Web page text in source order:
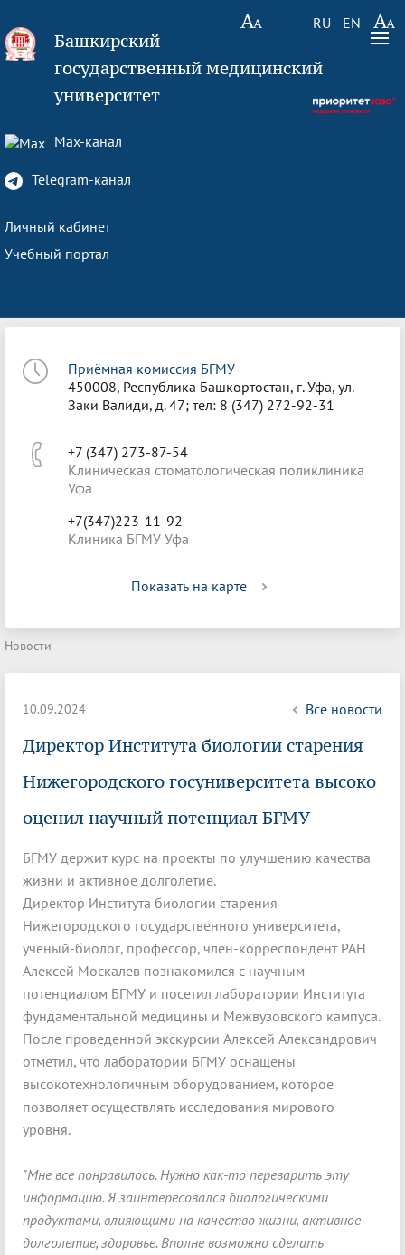
RU EN
Башкирский
государственный медицинский
университет
Max-канал
Telegram-канал
Личный кабинет
Учебный портал
Приёмная комиссия БГМУ
450008, Республика Башкортостан, г. Уфа, ул.
Заки Валиди, д. 47; тел: 8 (347) 272-92-31
+7 (347) 273-87-54
Клиническая стоматологическая поликлиника
Уфа
+7(347)223-11-92
Клиника БГМУ Уфа
Показать на карте
Новости
10.09.2024 Все новости
Директор Института биологии старения
Нижегородского госуниверситета высоко
оценил научный потенциал БГМУ
БГМУ держит курс на проекты по улучшению качества
жизни и активное долголетие.
Директор Института биологии старения
Нижегородского государственного университета,
ученый-биолог, профессор, член-корреспондент РАН
Алексей Москалев познакомился с научным
потенциалом БГМУ и посетил лаборатории Института
фундаментальной медицины и Межвузовского кампуса.
После проведенной экскурсии Алексей Александрович
отметил, что лаборатории БГМУ оснащены
высокотехнологичным оборудованием, которое
позволяет осуществлять исследования мирового
уровня.
"Мне все понравилось. Нужно как-то переварить эту
информацию. Я заинтересовался биологическими
продуктами, влияющими на качество жизни, активное
долголетие, здоровье. Вполне возможно сделать